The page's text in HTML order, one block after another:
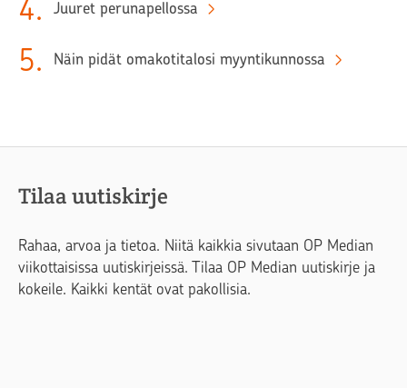
4. Juuret perunapellossa
5. Näin pidät omakotitalosi myyntikunnossa
Tilaa uutiskirje
Rahaa, arvoa ja tietoa. Niitä kaikkia sivutaan OP Median
viikottaisissa uutiskirjeissä. Tilaa OP Median uutiskirje ja
kokeile. Kaikki kentät ovat pakollisia.